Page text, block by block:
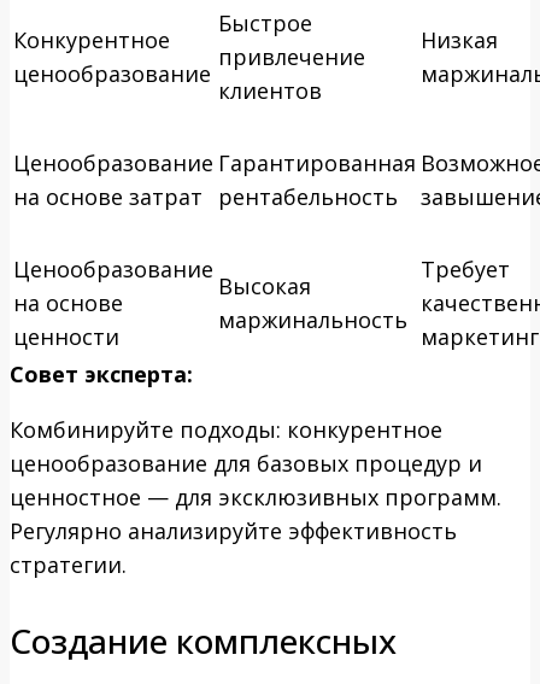
Конкурентное
ценообразование
Быстрое
привлечение
клиентов
Низкая
Ценообразование
на основе затрат
Гарантированная
рентабельность
Ценообразование
на основе
ценности
Высокая
маржинальность
Требует
Совет эксперта:
Комбинируйте подходы: конкурентное
ценообразование для базовых процедур и
ценностное — для эксклюзивных программ.
Регулярно анализируйте эффективность
стратегии.
Создание комплексных